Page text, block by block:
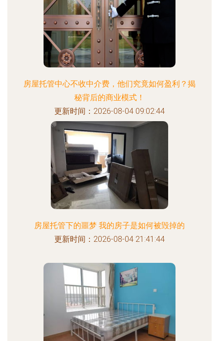
房屋托管中心不收中介费，他们究竟如何盈利？揭
秘背后的商业模式！
更新时间：2026-08-04 09:02:44
房屋托管下的噩梦 我的房子是如何被毁掉的
更新时间：2026-08-04 21:41:44